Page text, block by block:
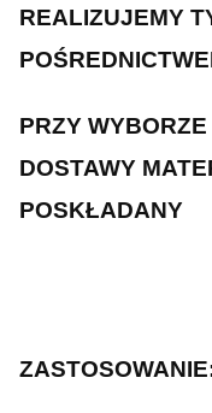
REALIZUJEMY
PRZY
DOSTAWY
POSKŁADANY